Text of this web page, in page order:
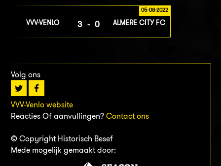
05-08-2022
VVV-VENLO 3-0 ALMERE CITY FC
Volg ons
VVV-Venlo website
Reacties Of aanvullingen? Contact ons
© Copyright Historisch Besef
Mede mogelijk gemaakt door: